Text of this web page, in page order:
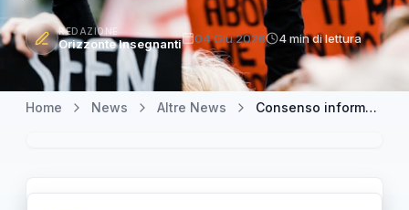
REDAZIONE
Orizzonte Insegnanti 04 Giu 2026 4 min di lettura
Home News Altre News Consenso informato a scuola: genitori obbligatori per l’educazione affettiva e sessuale. Cosa prevede